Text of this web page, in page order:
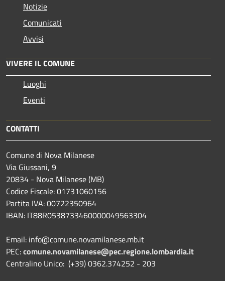
Notizie
Comunicati
Avvisi
VIVERE IL COMUNE
Luoghi
Eventi
CONTATTI
Comune di Nova Milanese
Via Giussani, 9
20834 - Nova Milanese (MB)
Codice Fiscale: 01731060156
Partita IVA: 00722350964
IBAN: IT88R0538733460000049563304
Email: info@comune.novamilanese.mb.it
PEC:comune.novamilanese@pec.regione.lombardia.it
Centralino Unico: (+39) 0362.374252 - 203